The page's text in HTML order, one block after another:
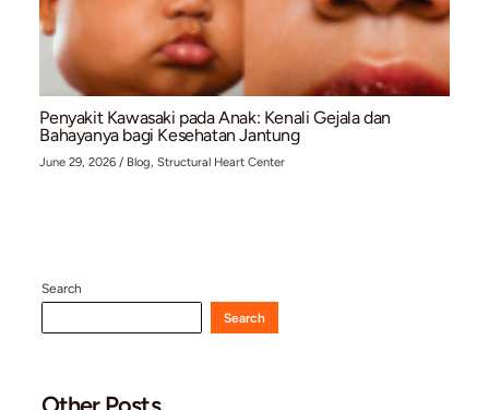
Mitos atau Fakta: Pasang Ring Jantung (Stent)
July 6, 2026 /Blog